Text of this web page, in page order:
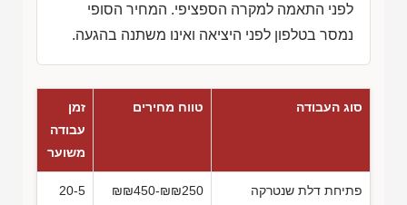
לפני התאמה למקרה הספציפי. המחיר הסופי
נמסר בטלפון לפני היציאה ואינו משתנה בהגעה.
סוג העבודה טווח מחירים
זמן
עבודה
משוער
פתיחת דלת שנטרקה ₪₪450-₪₪250
20-5